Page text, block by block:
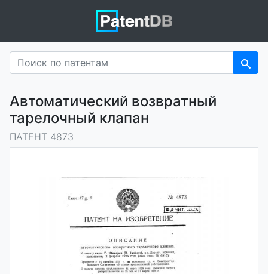
Автоматический возвратный
тарелочный клапан
ПАТЕНТ 4873